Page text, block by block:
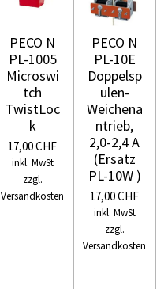
PECO N
PL-1005
Microswi
tch
TwistLoc
k
17,00 CHF
inkl. MwSt
zzgl.
Versandkosten
PECO N
PL-10E
Doppelsp
ulen-
Weichena
ntrieb,
2,0-2,4 A
(Ersatz
PL-10W )
17,00 CHF
inkl. MwSt
zzgl.
Versandkosten